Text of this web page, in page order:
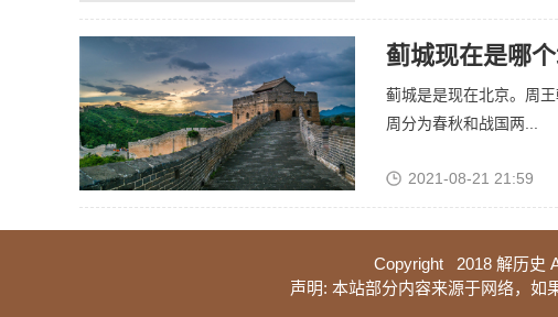
蓟城现在是哪
蓟城是是现在北京。周
周分为春秋和战国两...
2021-08-21 21:59
Copyright 2018 解历史
声明: 本站部分内容来源于网络，如